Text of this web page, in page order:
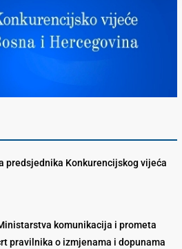
predsjednika Konkurencijskog vijeća
komunikacija i prometa
pravilnika o izmjenama i dopunama